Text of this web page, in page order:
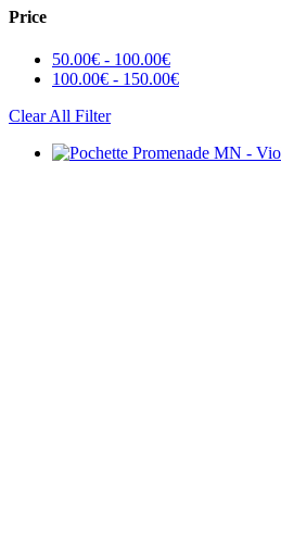
Price
50.00€ - 100.00€
100.00€ - 150.00€
Clear All Filter